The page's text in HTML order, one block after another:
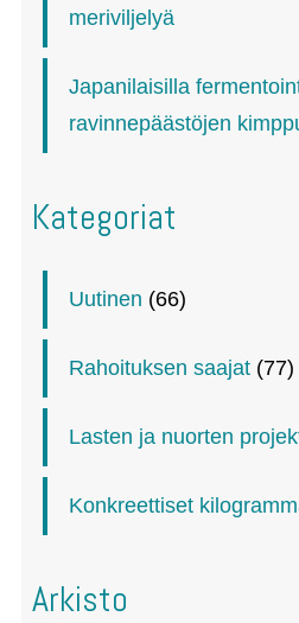
meriviljelyä
Japanilaisilla
ravinnepäästöjen
Kategoriat
Uutinen (66)
Rahoituksen saajat (77)
Lasten ja nuorten
Konkreettiset
Arkisto